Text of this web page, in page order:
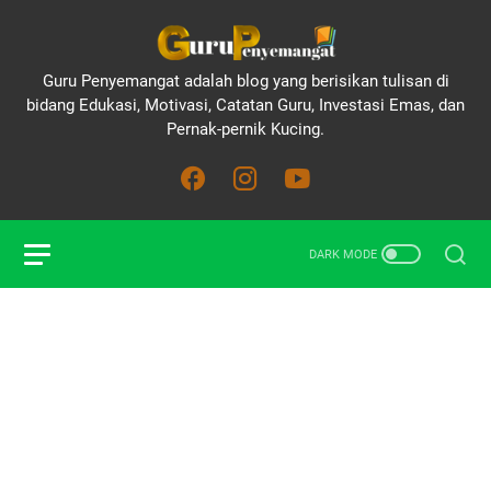
Guru Penyemangat adalah blog yang berisikan tulisan di
bidang Edukasi, Motivasi, Catatan Guru, Investasi Emas, dan
Pernak-pernik Kucing.